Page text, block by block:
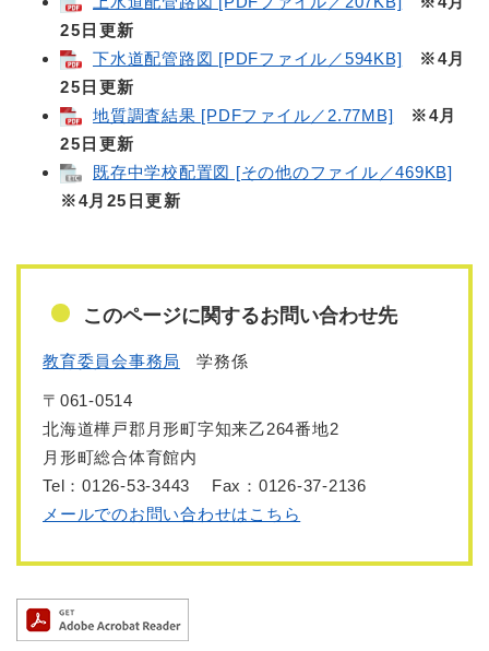
25日更新
下水道配管路図 [PDFファイル／594KB]
※4月
25日更新
地質調査結果 [PDFファイル／2.77MB]
※4月
25日更新
既存中学校配置図 [その他のファイル／469KB]
※4月25日更新
このページに関するお問い合わせ先
教育委員会事務局 学務係
〒061-0514
北海道樺戸郡月形町字知来乙264番地2
月形町総合体育館内
Tel：0126-53-3443
Fax：0126-37-2136
メールでのお問い合わせはこちら